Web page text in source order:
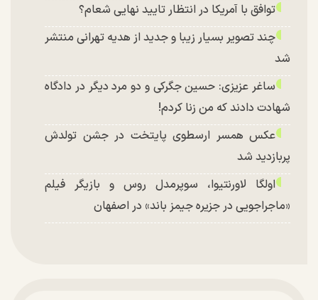
توافق با آمریکا در انتظار تایید نهایی شعام؟
چند تصویر بسیار زیبا و جدید از هدیه تهرانی منتشر
شد
ساغر عزیزی: حسین جگرکی و دو مرد دیگر در دادگاه
شهادت دادند که من زنا کردم!
عکس همسر ارسطوی پایتخت در جشن تولدش
پربازدید شد
اولگا لاورنتیوا، سوپرمدل روس و بازیگر فیلم
«ماجراجویی در جزیره جیمز باند» در اصفهان